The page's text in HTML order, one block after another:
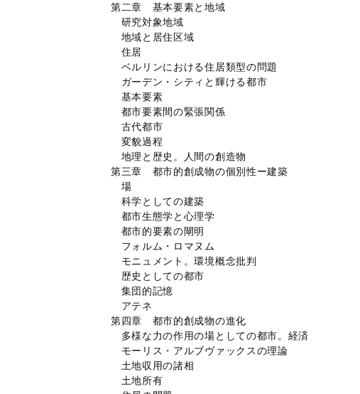
第二章 基本要素と地域
研究対象地域
地域と居住区域
住居
ベルリンにおける住居類型の問題
ガーデン・シティと輝ける都市
基本要素
都市要素間の緊張関係
古代都市
変貌過程
地理と歴史。人間の創造物
第三章 都市的創成物の個別性ー建築
場
科学としての建築
都市生態学と心理学
都市的要素の閘明
フォルム・ロマヌム
モニュメント。環境概念批判
歴史としての都市
集団的記憶
アテネ
第四章 都市的創成物の進化
多様な力の作用の場としての都市。経済
モーリス・アルブヴァックスの理論
土地収用の諸相
土地所有